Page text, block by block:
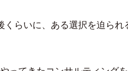
くらいに、ある選択を迫られ